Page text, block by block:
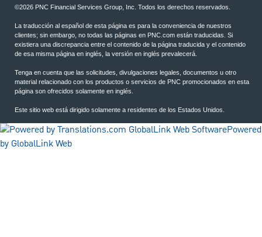
©2026 PNC Financial Services Group, Inc. Todos los derechos reservados.
La traducción al español de esta página es para la conveniencia de nuestros
clientes; sin embargo, no todas las páginas en PNC.com están traducidas. Si
existiera una discrepancia entre el contenido de la página traducida y el contenido
de esa misma página en inglés, la versión en inglés prevalecerá.
Tenga en cuenta que las solicitudes, divulgaciones legales, documentos u otro
material relacionado con los productos o servicios de PNC promocionados en esta
página son ofrecidos solamente en inglés.
Este sitio web está dirigido solamente a residentes de los Estados Unidos.
Powered
by GlobalLink Web